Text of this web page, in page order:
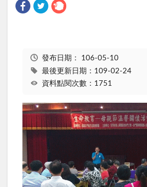
發布日期： 106-05-10
最後更新日期：109-02-24
資料點閱次數：1751